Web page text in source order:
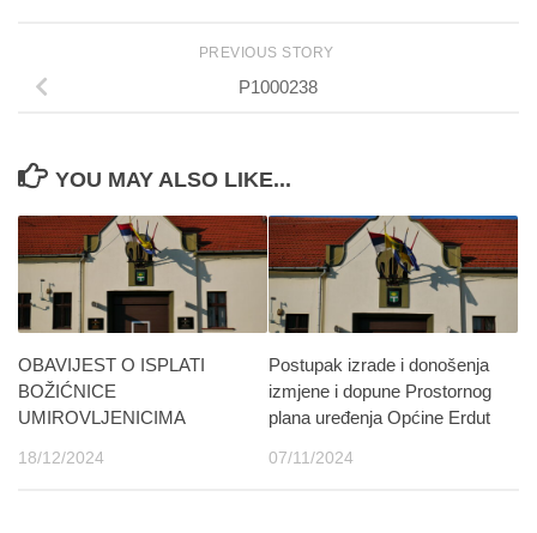
PREVIOUS STORY
P1000238
YOU MAY ALSO LIKE...
OBAVIJEST O ISPLATI
BOŽIĆNICE
UMIROVLJENICIMA
18/12/2024
Postupak izrade i donošenja
izmjene i dopune Prostornog
plana uređenja Općine Erdut
07/11/2024